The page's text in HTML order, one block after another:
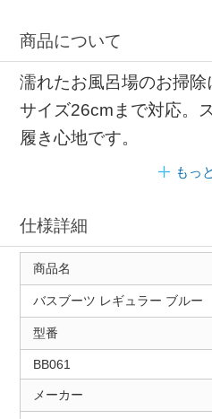
商品について
濡れたお風呂場のお掃除
サイズ26cmまで対応。
履き心地です。
もっ
仕様詳細
商品名
バスブーツ レギュラー ブルー
型番
BB061
メーカー